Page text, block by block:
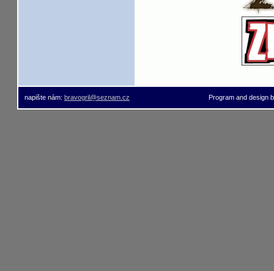
napište nám: bravogril@seznam.cz Program and design